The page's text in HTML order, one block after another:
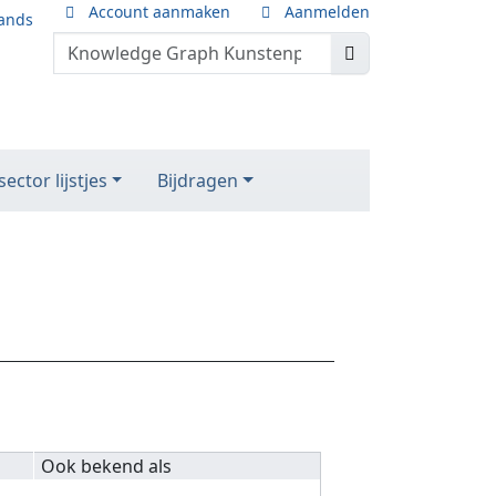
Account aanmaken Aanmelden
lijstjes Bijdragen
Ook bekend als